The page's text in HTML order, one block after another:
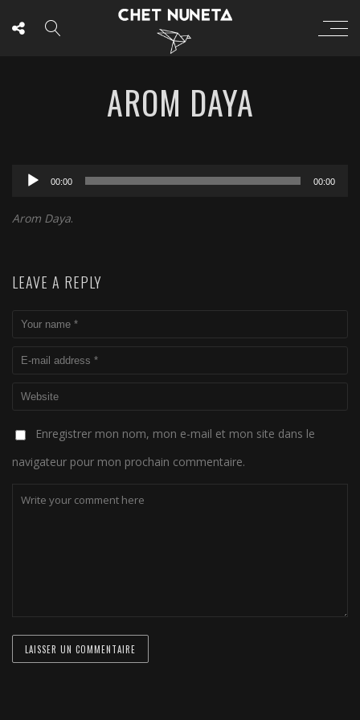
AROM DAYA
Lecteur
00:00 00:00
Arom Daya.
LEAVE A REPLY
Enregistrer mon nom, mon e-mail et mon site dans le
navigateur pour mon prochain commentaire.